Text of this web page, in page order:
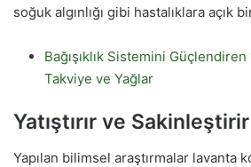
soğuk algınlığı gibi hastalıklara açık
Bağışıklık Sistemini Güçlendiren
Takviye ve Yağlar
Yatıştırır ve Sakinleştirir
Yapılan bilimsel araştırmalar lavanta